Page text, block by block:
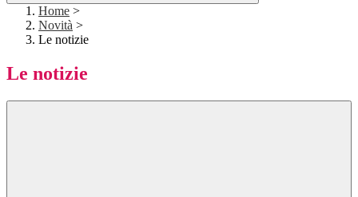
Home >
Novità >
Le notizie
Le notizie